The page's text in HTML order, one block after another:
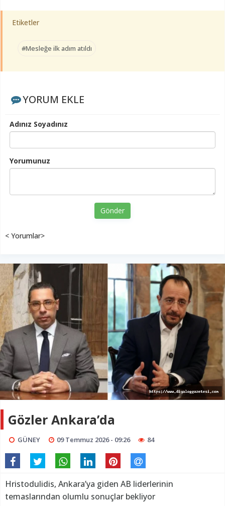
Etiketler
#Mesleğe ilk adım atıldı
YORUM EKLE
Adınız Soyadınız
Yorumunuz
Gönder
< Yorumlar>
Gözler Ankara’da
GÜNEY 09 Temmuz 2026 - 09:26 84
Hristodulidis, Ankara’ya giden AB liderlerinin
temaslarından olumlu sonuçlar bekliyor